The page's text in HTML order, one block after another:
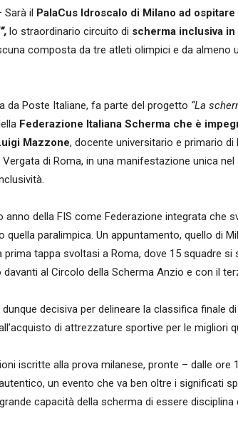
Sarà il PalaCus Idroscalo di Milano ad
lo straordinario circuito di scherma inclusiva
composta da tre atleti olimpici e da almeno
da Poste Italiane, fa parte del progetto “La
Federazione Italiana Scherma che è
Mazzone, docente universitario e primario
di Roma, in una manifestazione unica
anno della FIS come Federazione integrata che
quella paralimpica. Un appuntamento, quello di
prima tappa svoltasi a Roma, dove 15 squadre
davanti al Circolo della Scherma Anzio e con il
decisiva per delineare la classifica finale
di attrezzature sportive per le migliori
iscritte alla prova milanese, pronte – dalle ore
un evento che va ben oltre i significati
capacità della scherma di essere disciplina